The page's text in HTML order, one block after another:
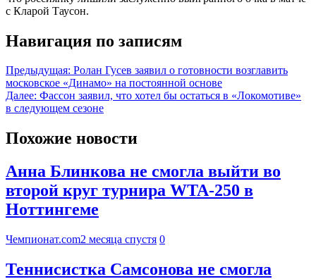
с Кларой Таусон.
Навигация по записям
Предыдущая: Ролан Гусев заявил о готовности возглавить
московское «Динамо» на постоянной основе
Далее: Фассон заявил, что хотел бы остаться в «Локомотиве»
в следующем сезоне
Похожие новости
Анна Блинкова не смогла выйти во
второй круг турнира WTA-250 в
Ноттингеме
Чемпионат.com2 месяца спустя 0
Теннисистка Самсонова не смогла